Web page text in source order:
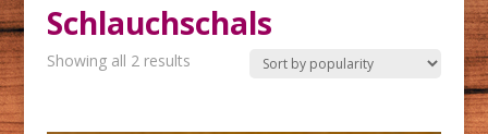
Schlauchschals
Showing all 2 results